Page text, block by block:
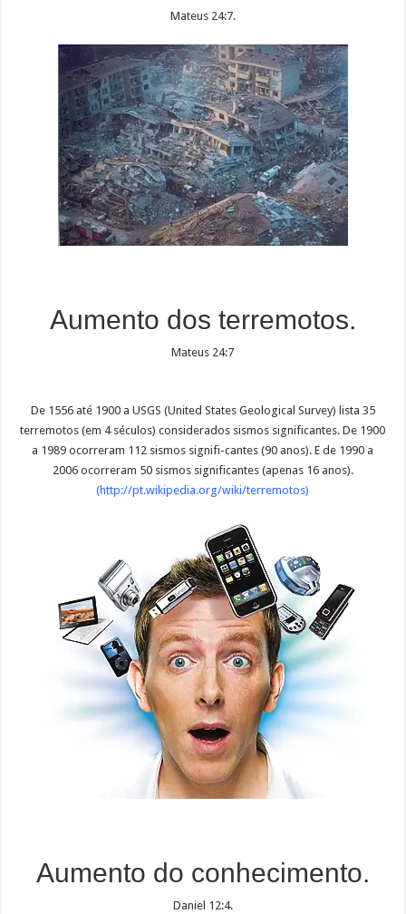
Mateus 24:7.
Aumento dos terremotos.
Mateus 24:7
De 1556 até 1900 a USGS (United States Geological Survey) lista 35
terremotos (em 4 séculos) considerados sismos significantes. De 1900
a 1989 ocorreram 112 sismos signifi-cantes (90 anos). E de 1990 a
2006 ocorreram 50 sismos significantes (apenas 16 anos).
(http://pt.wikipedia.org/wiki/terremotos)
Aumento do conhecimento.
Daniel 12:4.